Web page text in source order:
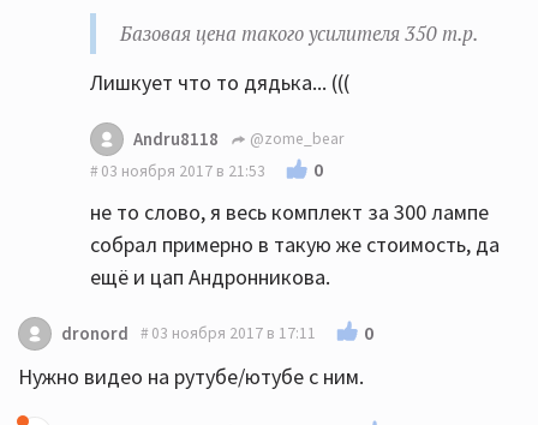
Базовая цена такого усилителя 350 т.р.
Лишкует что то дядька... (((
Andru8118
@zome_bear
03 ноября 2017 в 21:53
0
не то слово, я весь комплект за 300 лампе
собрал примерно в такую же стоимость, да
ещё и цап Андронникова.
dronord 03 ноября 2017 в 17:11 0
Нужно видео на рутубе/ютубе с ним.